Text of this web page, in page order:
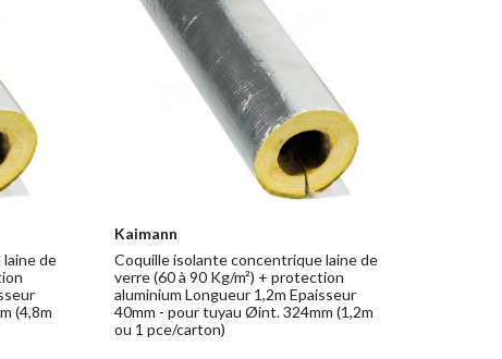
de
(4,8m
Kaimann
Coquille isolante concentrique laine de
verre (60 à 90 Kg/m²) + protection
aluminium Longueur 1,2m Epaisseur
40mm - pour tuyau Øint. 324mm (1,2m
ou 1 pce/carton)